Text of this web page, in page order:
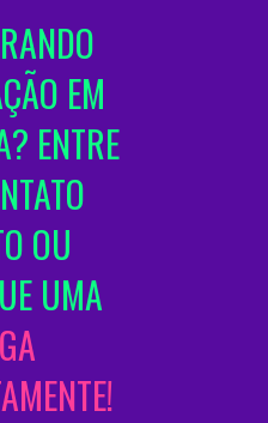
EM
ENTRE
OU
UMA